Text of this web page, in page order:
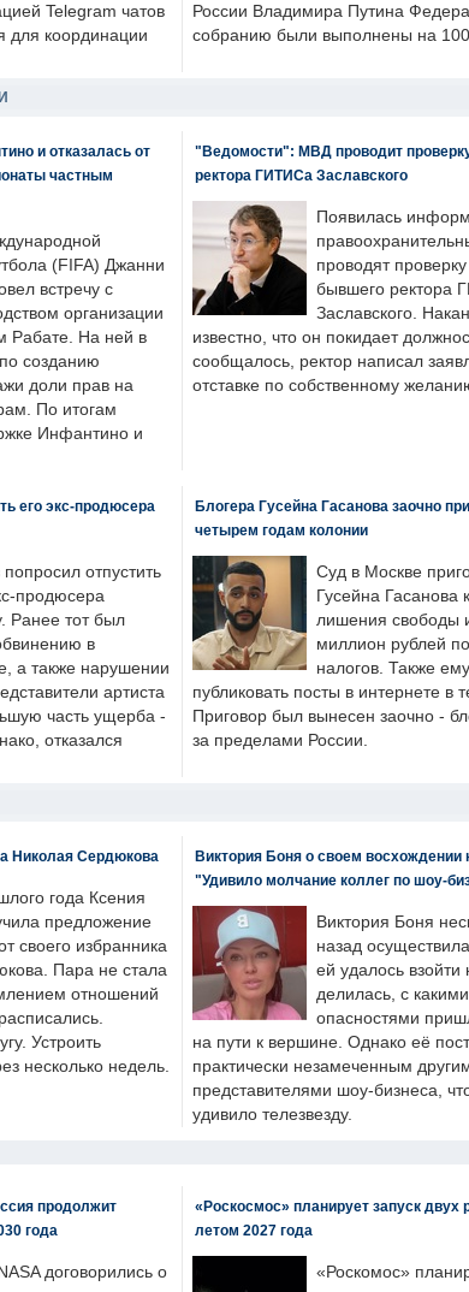
Telegram чатов
для координации
России Владимира Путина
собранию были выполнены на
и отказалась от
частным
(FIFA) Джанни
встречу с
организации
Рабате. На ней в
созданию
доли прав на
По итогам
Инфантино и
"Ведомости": МВД проводит
ректора ГИТИСа Заславского
Появилась
проводят
бывшего ректора
Заславского.
известно, что он покидает
сообщалось, ректор написал
отставке по собственному
его экс-продюсера
отпустить
продюсера
Ранее тот был
в
а также нарушении
артиста
часть ущерба -
отказался
Блогера Гусейна Гасанова заочно
четырем годам колонии
Суд в Москве
Гусейна Гасанова
лишения свободы
миллион рублей
налогов. Также
публиковать посты в интернете в
Приговор был вынесен заочно -
за пределами России.
Николая Сердюкова
года Ксения
предложение
своего избранника
Пара не стала
отношений
Устроить
несколько недель.
Виктория Боня о своем восхождении
"Удивило молчание коллег по шоу-
Виктория Боня
назад
ей удалось
делилась, с
опасностями
на пути к вершине. Однако её
практически незамеченным
представителями шоу-бизнеса,
удивило телезвезду.
продолжит
года
договорились о
«Роскосмос» планирует запуск двух
летом 2027 года
«Роскомос»